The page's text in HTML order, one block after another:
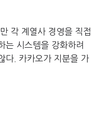
각 계열사 경영을 직접
는 시스템을 강화하려
다. 카카오가 지분을 가